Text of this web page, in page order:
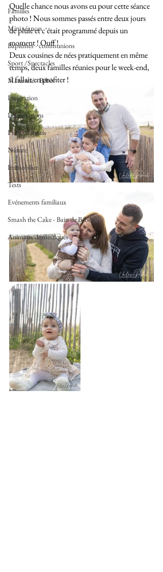
Familles
Mini séances
Baptêmes - communions
Sport /Spectacles
Maternité - Bébés
Inspiration
Informations
Professionnels
Nature
Immobilier
Tests
Evénements familiaux
Smash the Cake - Bain de Bébé
Animaux domestiques
Quelle chance nous avons eu pour cette séance
photo ! Nous sommes passés entre deux jours
de pluie et c'était programmé depuis un
moment ! Ouff !
Deux cousines de nées pratiquement en même
temps, deux familles réunies pour le week-end,
il fallait en profiter !